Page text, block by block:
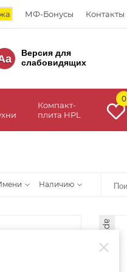
МФ-Бонусы Контакты
Версия для
слабовидящих
Компакт-
плита HPL
0
Наличию
арт. 20557